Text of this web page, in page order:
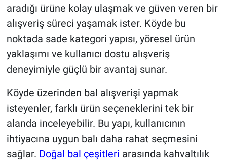
aradığı ürüne kolay ulaşmak ve güven veren bir
alışveriş süreci yaşamak ister. Köyde bu
noktada sade kategori yapısı, yöresel ürün
yaklaşımı ve kullanıcı dostu alışveriş
deneyimiyle güçlü bir avantaj sunar.
Köyde üzerinden bal alışverişi yapmak
isteyenler, farklı ürün seçeneklerini tek bir
alanda inceleyebilir. Bu yapı, kullanıcının
ihtiyacına uygun balı daha rahat seçmesini
sağlar. Doğal bal çeşitleri arasında kahvaltılık